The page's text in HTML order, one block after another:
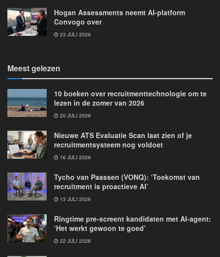
Hogan Assessments neemt AI-platform
Convogo over
23 JULI 2026
Meest gelezen
10 boeken over recruitmenttechnologie om te
lezen in de zomer van 2026
20 JULI 2026
Nieuwe ATS Evaluatie Scan laat zien of je
recruitmentsysteem nog voldoet
16 JULI 2026
Tycho van Paassen (VONQ): ‘Toekomst van
recruitment is proactieve AI’
13 JULI 2026
Ringtime pre-screent kandidaten met AI-agent:
‘Het werkt gewoon te goed’
22 JULI 2026